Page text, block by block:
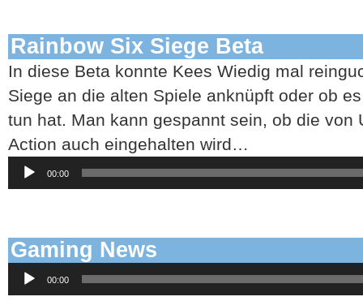
Rainbow Six Siege Beta
In diese Beta konnte Kees Wiedig mal
Siege an die alten Spiele anknüpft oder ob
tun hat. Man kann gespannt sein, ob die von
Action auch eingehalten wird…
Audio-
Player
00:00
Gaming News
Audio-
Player
00:00